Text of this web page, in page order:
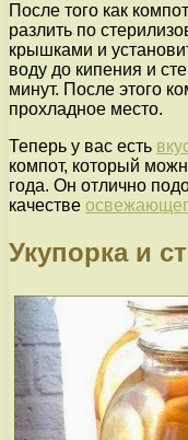
После того как
разлить по
крышками и
воду до кипения и
минут. После этого
прохладное место.
Теперь у вас есть
компот, который
года. Он отлично
качестве
Укупорка и